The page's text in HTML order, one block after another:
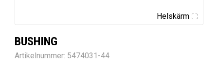
Helskärm
BUSHING
Artikelnummer: 5474031-44